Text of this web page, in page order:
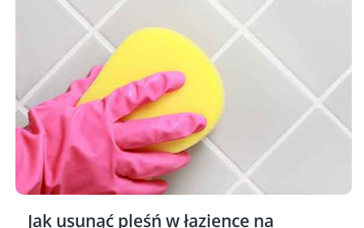
Jak usunąć pleśń w łazience na